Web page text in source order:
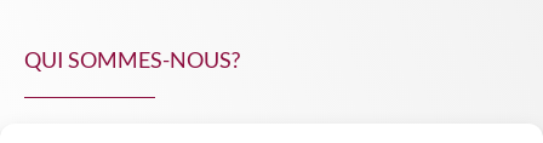
QUI SOMMES-NOUS?